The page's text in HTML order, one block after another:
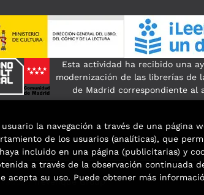
Esta actividad ha recibido una
modernización de las librerías de
de Madrid correspondiente al
|Trevenque Group
la navegación a través de una página
de los usuarios (analíticas), que
incluido en una página (publicitarias) y
a través de la observación continuada
acepta su uso. Puede obtener más